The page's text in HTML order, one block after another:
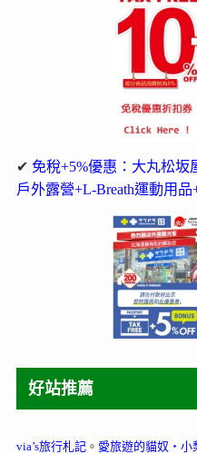
✔ 免稅+5%優惠：大丸松坂
戶外露營+L-Breath運動用品
好站推薦
via’s旅行札記。 愛旅遊的貓奴‧小